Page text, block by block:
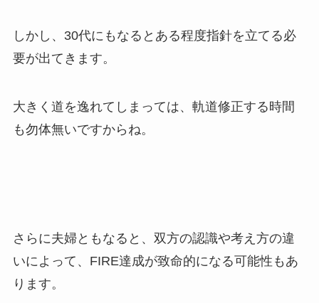
しかし、30代にもなるとある程度指針を立てる必
要が出てきます。
大きく道を逸れてしまっては、軌道修正する時間
も勿体無いですからね。
さらに夫婦ともなると、双方の認識や考え方の違
いによって、FIRE達成が致命的になる可能性もあ
ります。